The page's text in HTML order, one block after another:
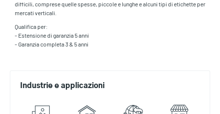
difficili, comprese quelle spesse, piccole e lunghe e alcuni tipi di etichette per
mercati verticali.
Qualifica per:
- Estensione di garanzia 5 anni
- Garanzia completa 3 & 5 anni
Industrie e applicazioni